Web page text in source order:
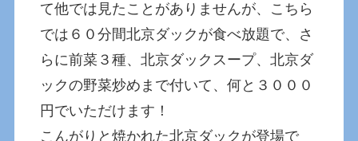
て他では見たことがありませんが、こちら
では６０分間北京ダックが食べ放題で、さ
らに前菜３種、北京ダックスープ、北京ダ
ックの野菜炒めまで付いて、何と３０００
円でいただけます！
こんがりと焼かれた北京ダックが登場で